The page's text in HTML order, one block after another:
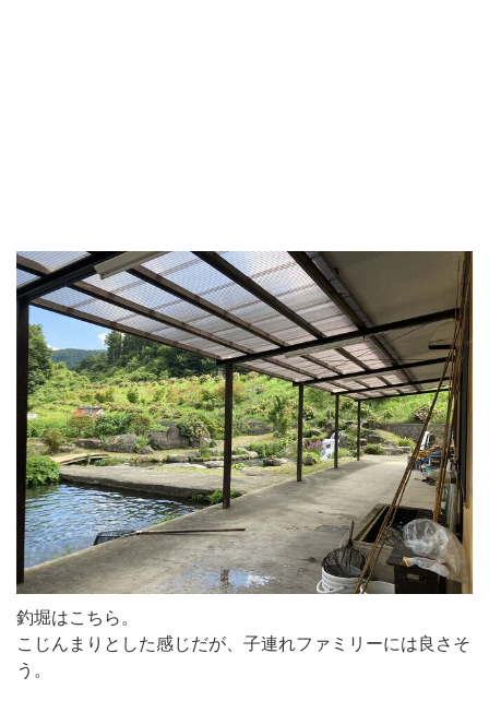
釣堀はこちら。
こじんまりとした感じだが、子連れファミリーには良さそ
う。